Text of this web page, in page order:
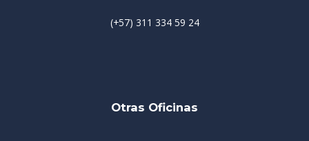
(+57) 311 334 59 24
Otras Oficinas